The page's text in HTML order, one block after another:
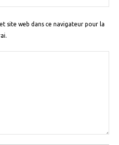
:
site web dans ce navigateur pour la